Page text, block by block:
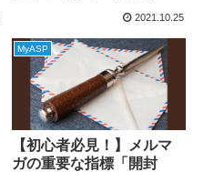
2021.10.25
MyASP
【初心者必見！】メルマ
ガの重要な指標「開封